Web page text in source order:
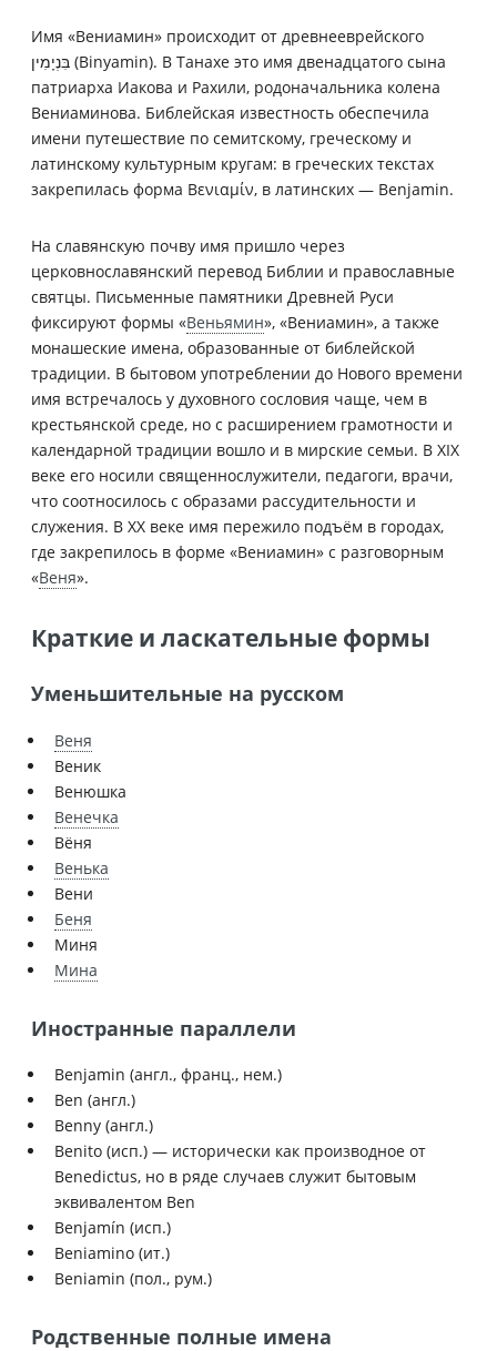
Имя «Вениамин» происходит от древнееврейского
בִּנְיָמִין (Binyamin). В Танахе это имя двенадцатого сына
патриарха Иакова и Рахили, родоначальника колена
Вениаминова. Библейская известность обеспечила
имени путешествие по семитскому, греческому и
латинскому культурным кругам: в греческих текстах
закрепилась форма Βενιαμίν, в латинских — Benjamin.
На славянскую почву имя пришло через
церковнославянский перевод Библии и православные
святцы. Письменные памятники Древней Руси
фиксируют формы «Веньямин», «Вениамин», а также
монашеские имена, образованные от библейской
традиции. В бытовом употреблении до Нового времени
имя встречалось у духовного сословия чаще, чем в
крестьянской среде, но с расширением грамотности и
календарной традиции вошло и в мирские семьи. В XIX
веке его носили священнослужители, педагоги, врачи,
что соотносилось с образами рассудительности и
служения. В XX веке имя пережило подъём в городах,
где закрепилось в форме «Вениамин» с разговорным
«Веня».
Краткие и ласкательные формы
Уменьшительные на русском
Веня
Веник
Венюшка
Венечка
Вёня
Венька
Вени
Беня
Миня
Мина
Иностранные параллели
Benjamin (англ., франц., нем.)
Ben (англ.)
Benny (англ.)
Benito (исп.) — исторически как производное от
Benedictus, но в ряде случаев служит бытовым
эквивалентом Ben
Benjamín (исп.)
Beniamino (ит.)
Beniamin (пол., рум.)
Родственные полные имена